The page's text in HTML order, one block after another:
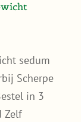
sedum
Scherpe
in 3
Zelf